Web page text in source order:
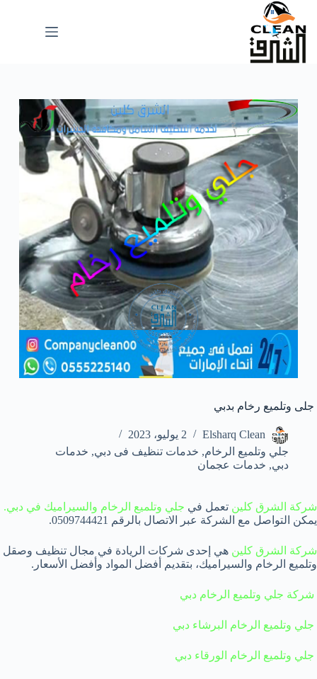
التجاوز
المحتوى
جلى وتلميع رخام بدبي
Elsharq Clean
2 يوليو، 2023
جلي وتلميع الرخام, خدمات تنظيف فى دبي, خدمات
دبي, خدمات عجمان
شركة الشرق كلين تعمل في جلي وتلميع الرخام والسيراميك في دبي.
يمكن التواصل مع الشركة عبر الاتصال بالرقم 0509744421.
شركة الشرق كلين هي إحدى شركات الريادة في مجال تنظيف وصقل
وتلميع الرخام والسيراميك، بتقديم أفضل المواد وأفضل الأسعار.
شركة جلي وتلميع الرخام دبي
جلي وتلميع الرخام البرشاء دبي
جلي وتلميع الرخام الورقاء دبي